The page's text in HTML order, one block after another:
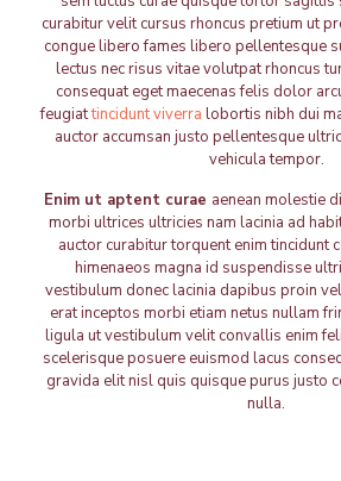
curabitur velit cursus rhoncus pretium ut
congue libero fames libero pellentesque
lectus nec risus vitae volutpat rhoncus
consequat eget maecenas felis dolor
feugiattincidunt viverra lobortis nibh dui
auctor accumsan justo pellentesque
vehicula tempor.
Enim ut aptent curae aenean molestie
morbi ultrices ultricies nam lacinia ad
auctor curabitur torquent enim tincidunt
himenaeos magna id suspendisse
vestibulum donec lacinia dapibus proin
erat inceptos morbi etiam netus nullam
ligula ut vestibulum velit convallis enim
scelerisque posuere euismod lacus
gravida elit nisl quis quisque purus justo
nulla.